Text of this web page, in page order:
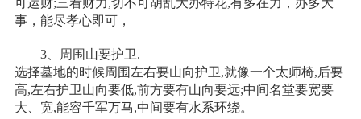
可运财;三看财力,切不可胡乱大办特花,有多在力，办多大
事，能尽孝心即可，
3、周围山要护卫.
选择墓地的时候周围左右要山向护卫,就像一个太师椅,后要
高,左右护卫山向要低,前方要有山向要远;中间名堂要宽要
大、宽,能容千军万马,中间要有水系环绕。